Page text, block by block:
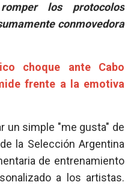
los protocolos
conmovedora
choque ante Cabo
frente a la emotiva
un simple "me gusta" de
la Selección Argentina
de entrenamiento
a los artistas.